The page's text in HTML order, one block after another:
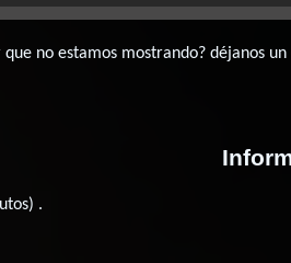
que no estamos mostrando? déjanos un
.